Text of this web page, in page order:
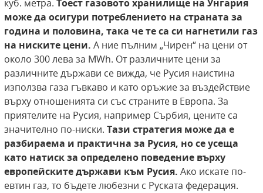
куб. метра. Тоест газовото хранилище на Унгария
може да осигури потреблението на страната за
година и половина, така че те са си нагнетили газ
на ниските цени. А ние пълним „Чирен“ на цени от
около 300 лева за MWh. От различните цени за
различните държави се вижда, че Русия наистина
използва газа гъвкаво и като оръжие за въздействие
върху отношенията си със страните в Европа. За
приятелите на Русия, например Сърбия, цените са
значително по-ниски. Тази стратегия може да е
разбираема и практична за Русия, но се усеща
като натиск за определено поведение върху
европейските държави към Русия. Ако искате по-
евтин газ, то бъдете любезни с Руската федерация.